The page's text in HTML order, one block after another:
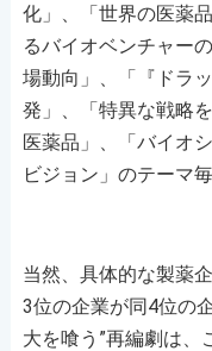
化」、「世界の医薬
るバイオベンチャー
場動向」、「『ドラ
発」、「特異な戦略
医薬品」、「バイオ
ビジョン」のテーマ
当然、具体的な製薬
3位の企業が同4位の
大を喰う”再編劇は、